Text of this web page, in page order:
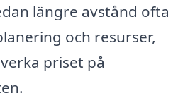
längre avstånd ofta
och resurser,
priset på